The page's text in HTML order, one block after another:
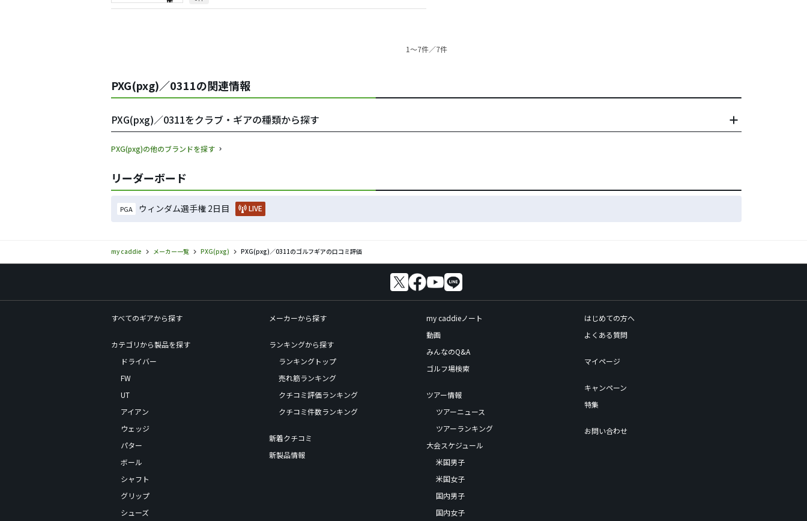
1〜7件／7件
PXG(pxg)／0311の関連情報
PXG(pxg)／0311をクラブ・ギアの種類から探す
PXG(pxg)の他のブランドを探す
リーダーボード
PGA ウィンダム選手権 2日目 LIVE
my caddie メーカー一覧 PXG(pxg) PXG(pxg)／0311のゴルフギアの口コミ評価
すべてのギアから探す
カテゴリから製品を探す
ドライバー
FW
UT
アイアン
ウェッジ
パター
ボール
シャフト
グリップ
シューズ
メーカーから探す
ランキングから探す
ランキングトップ
売れ筋ランキング
クチコミ評価ランキング
クチコミ件数ランキング
新着クチコミ
新製品情報
my caddieノート
動画
みんなのQ&A
ゴルフ場検索
ツアー情報
ツアーニュース
ツアーランキング
大会スケジュール
米国男子
米国女子
国内男子
国内女子
はじめての方へ
よくある質問
マイページ
キャンペーン
特集
お問い合わせ